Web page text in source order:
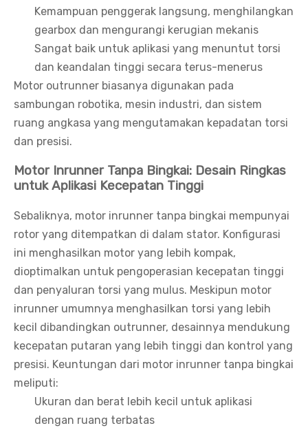
Kemampuan penggerak langsung, menghilangkan
gearbox dan mengurangi kerugian mekanis
Sangat baik untuk aplikasi yang menuntut torsi
dan keandalan tinggi secara terus-menerus
Motor outrunner biasanya digunakan pada
sambungan robotika, mesin industri, dan sistem
ruang angkasa yang mengutamakan kepadatan torsi
dan presisi.
Motor Inrunner Tanpa Bingkai: Desain Ringkas
untuk Aplikasi Kecepatan Tinggi
Sebaliknya, motor inrunner tanpa bingkai mempunyai
rotor yang ditempatkan di dalam stator. Konfigurasi
ini menghasilkan motor yang lebih kompak,
dioptimalkan untuk pengoperasian kecepatan tinggi
dan penyaluran torsi yang mulus. Meskipun motor
inrunner umumnya menghasilkan torsi yang lebih
kecil dibandingkan outrunner, desainnya mendukung
kecepatan putaran yang lebih tinggi dan kontrol yang
presisi. Keuntungan dari motor inrunner tanpa bingkai
meliputi:
Ukuran dan berat lebih kecil untuk aplikasi
dengan ruang terbatas